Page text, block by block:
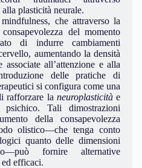
plasticità neurale.
che attraverso la
del momento
di indurre cambiamenti
aumentando la densità
all’attenzione e alla
delle pratiche di
si configura come una
rafforzare la neuroplasticitàe
psichico. Tali dimostrazioni
della consapevolezza
olistico—che tenga conto
quanto delle dimensioni
fornire alternative
efficaci.